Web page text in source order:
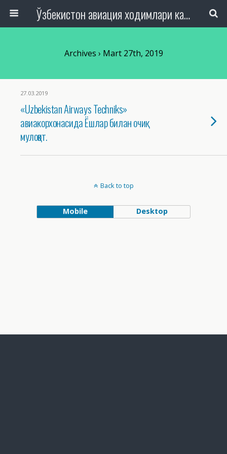
Ўзбекистон авиация ходимлари касаба уюшмаси Республика Кенгаши
Archives › Mart 27th, 2019
27.03.2019
«Uzbekistan Airways Techniks»
авиакорхонасида Ёшлар билан очиқ
мулоқот.
Back to top
Mobile Desktop